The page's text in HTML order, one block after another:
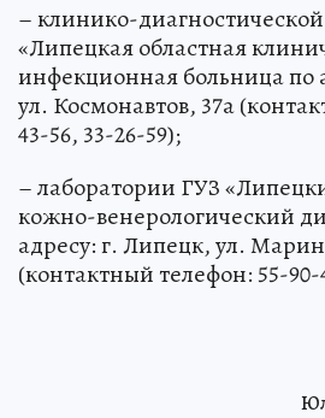
– клинико-
«Липецкая областная
инфекционная больница по
ул. Космонавтов, 37а
43-56, 33-26-59);
– лаборатории ГУЗ
кожно-венерологический
адресу: г. Липецк, ул.
(контактный телефон: 55-90-